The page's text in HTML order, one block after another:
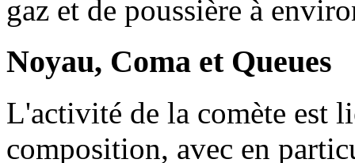
gaz et de poussière à
Noyau, Coma et Queues
L'activité de la comète est
composition, avec en